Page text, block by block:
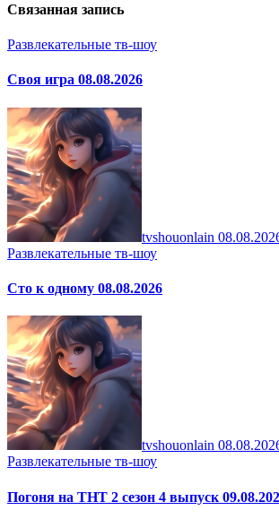
Связанная запись
Развлекательные тв-шоу
Своя игра 08.08.2026
tvshouonlain
Развлекательные тв-шоу
Сто к одному 08.08.2026
tvshouonlain
Развлекательные тв-шоу
Погоня на ТНТ 2 сезон 4 выпуск